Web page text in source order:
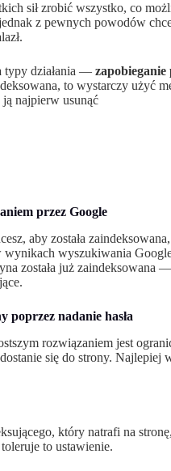
sił zrobić wszystko, co
z pewnych powodów
typy działania —
to wystarczy użyć
ją najpierw usunąć
przez Google
aby została
wyszukiwania
została już zaindeksowana
poprzez nadanie hasła
rozwiązaniem jest
się do strony. Najlepiej
który natrafi na
to ustawienie.